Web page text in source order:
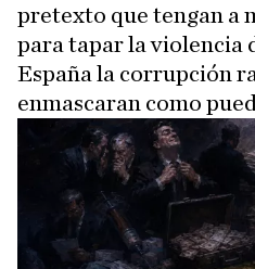
pretexto que tengan a
para tapar la violencia
España la corrupción
enmascaran como